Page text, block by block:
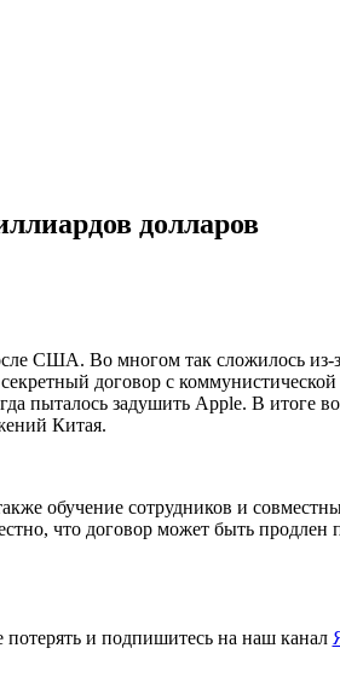
долларов
США. Во многом так сложилось из-
договор с
пыталось задушить Apple. В итоге
Китая.
обучение сотрудников и
что договор может быть
потерять и подпишитесь на наш канал